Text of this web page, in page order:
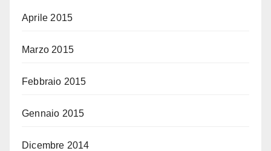
Aprile 2015
Marzo 2015
Febbraio 2015
Gennaio 2015
Dicembre 2014